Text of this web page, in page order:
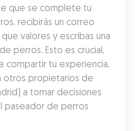
que se complete tu
recibirás un correo
valores y escribas una
perros. Esto es crucial,
compartir tu experiencia,
otros propietarios de
a tomar decisiones
paseador de perros